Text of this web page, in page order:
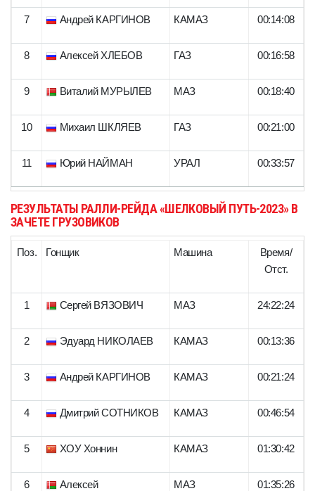
7 Андрей КАРГИНОВ КАМАЗ 00:14:08
8 Алексей ХЛЕБОВ ГАЗ 00:16:58
9 Виталий МУРЫЛЕВ МАЗ 00:18:40
10 Михаил ШКЛЯЕВ ГАЗ 00:21:00
11 Юрий НАЙМАН УРАЛ 00:33:57
РЕЗУЛЬТАТЫ РАЛЛИ-РЕЙДА «ШЕЛКОВЫЙ ПУТЬ-2023» В
ЗАЧЕТЕ ГРУЗОВИКОВ
Поз. Гонщик Машина
Время/
Отст.
1 Сергей ВЯЗОВИЧ МАЗ 24:22:24
2 Эдуард НИКОЛАЕВ КАМАЗ 00:13:36
3 Андрей КАРГИНОВ КАМАЗ 00:21:24
4 Дмитрий СОТНИКОВ КАМАЗ 00:46:54
5 ХОУ Хоннин КАМАЗ 01:30:42
6
Алексей
МАЗ 01:35:26